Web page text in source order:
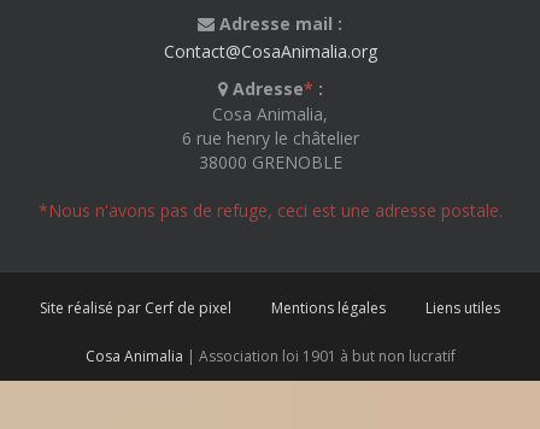
Adresse mail :
Contact@CosaAnimalia.org
Adresse* :
Cosa Animalia,
6 rue henry le châtelier
38000 GRENOBLE
*Nous n'avons pas de refuge, ceci est une adresse postale.
Site réalisé par Cerf de pixel Mentions légales Liens utiles
Cosa Animalia | Association loi 1901 à but non lucratif